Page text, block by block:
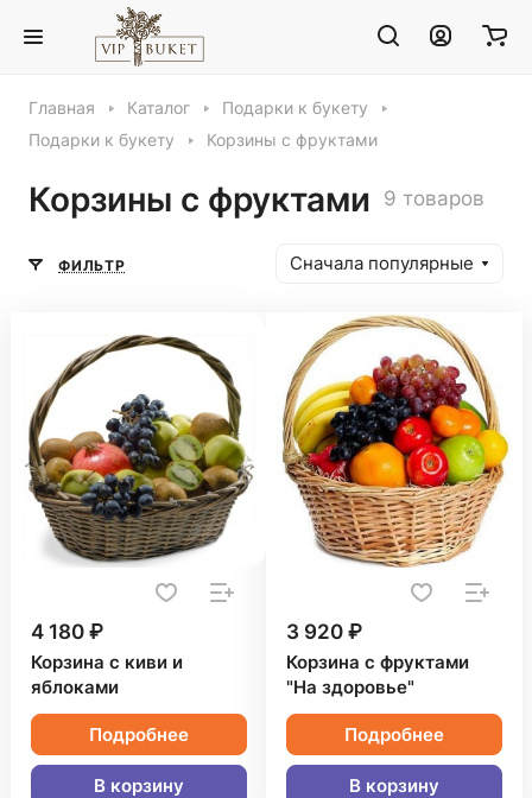
Главная Каталог
Подарки к букету
Подарки к букету
Корзины с фруктами
Корзины с фруктами 9 товаров
ФИЛЬТР Сначала популярные
4 180 ₽
Корзина с киви и
яблоками
Подробнее
В корзину
3 920 ₽
Корзина с фруктами
"На здоровье"
Подробнее
В корзину